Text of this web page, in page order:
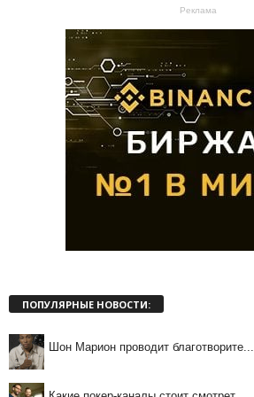
Реклама
ПОПУЛЯРНЫЕ НОВОСТИ:
Шон Марион проводит благотворите...